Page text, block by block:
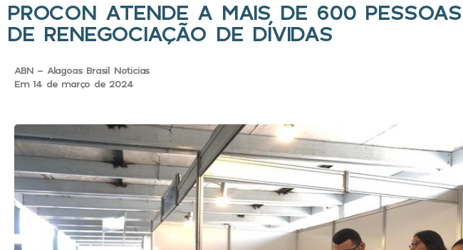
PROCON ATENDE A MAIS DE 600
DE RENEGOCIAÇÃO DE DÍVIDAS
ABN - Alagoas Brasil Noticias
Em 14 de março de 2024